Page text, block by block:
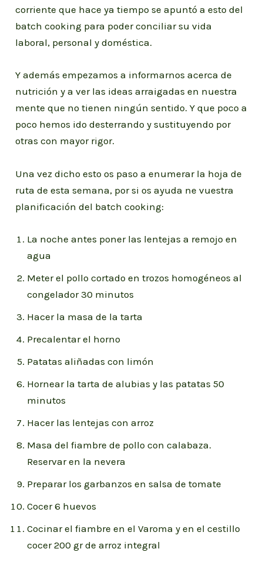
corriente que hace ya tiempo se apuntó a esto del
batch cooking para poder conciliar su vida
laboral, personal y doméstica.
Y además empezamos a informarnos acerca de
nutrición y a ver las ideas arraigadas en nuestra
mente que no tienen ningún sentido. Y que poco a
poco hemos ido desterrando y sustituyendo por
otras con mayor rigor.
Una vez dicho esto os paso a enumerar la hoja de
ruta de esta semana, por si os ayuda ne vuestra
planificación del batch cooking:
La noche antes poner las lentejas a remojo en
agua
Meter el pollo cortado en trozos homogéneos al
congelador 30 minutos
Hacer la masa de la tarta
Precalentar el horno
Patatas aliñadas con limón
Hornear la tarta de alubias y las patatas 50
minutos
Hacer las lentejas con arroz
Masa del fiambre de pollo con calabaza.
Reservar en la nevera
Preparar los garbanzos en salsa de tomate
Cocer 6 huevos
Cocinar el fiambre en el Varoma y en el cestillo
cocer 200 gr de arroz integral